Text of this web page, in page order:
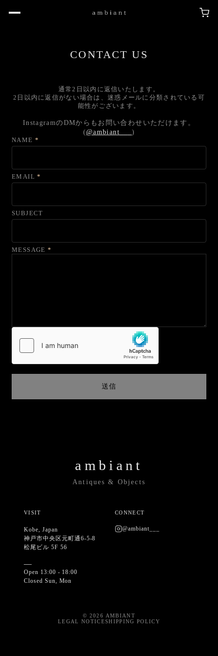
CONTACT US
通常2日以内に返信いたします。
2日以内に返信がない場合は、迷惑メールに分類されている可
能性がございます。
InstagramのDMからもお問い合わせいただけます。
(@ambiant___ )
NAME *
EMAIL *
SUBJECT
MESSAGE *
送信
ambiant
Antiques & Objects
VISIT
Kobe, Japan
神戸市中央区元町通6-5-8
松尾ビル 5F 56
—
Open 13:00 - 18:00
Closed Sun, Mon
CONNECT
@ambiant___
© 2026 AMBIANT
LEGAL NOTICESHIPPING POLICY